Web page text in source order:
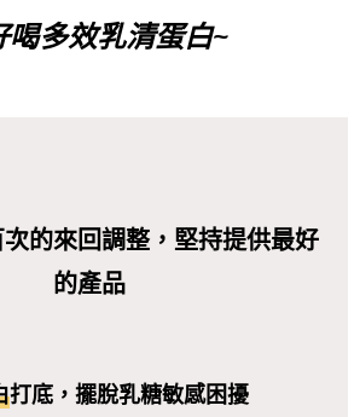
喝多效乳清蛋白~
的來回調整，堅持提供最好
的產品
打底，擺脫乳糖敏感困擾